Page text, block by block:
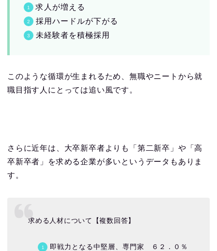
求人が増える
採用ハードルが下がる
未経験者を積極採用
このような循環が生まれるため、無職やニートから就
職目指す人にとっては追い風です。
さらに近年は、大卒新卒者よりも「第二新卒」や「高
卒新卒者」を求める企業が多いというデータもありま
す。
求める人材について【複数回答】
即戦力となる中堅層、専門家 ６２．０％